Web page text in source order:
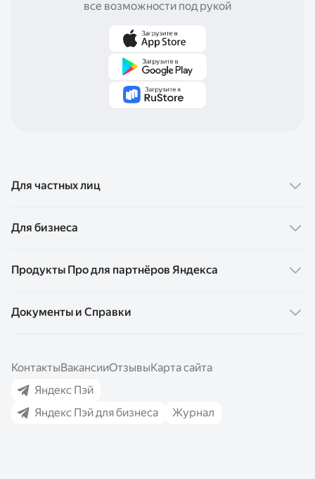
все возможности под рукой
Для частных лиц
Финансовые продукты
Сплит
Сейвы
Вклады
Кредиты
Выгода с Пэй
Для бизнеса
Сервисы для бизнеса
Яндекс Сплит
Эквайринг для бизнеса
СБП для бизнеса
Кредиты для бизнеса
Продукты Про для партнёров Яндекса
Карта Про
Документы и Справки
Сплит
Сейвы
Кредиты
КонтактыВакансииОтзывыКарта сайта
Яндекс Пэй
Яндекс Пэй для бизнеса
Журнал